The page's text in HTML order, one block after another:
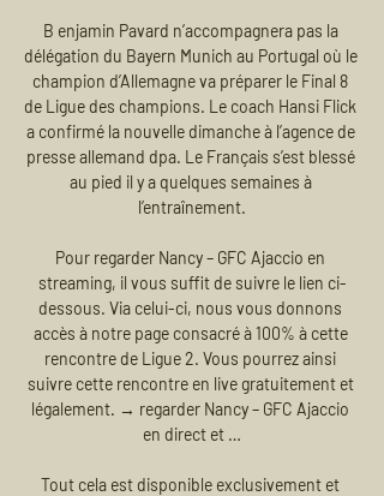
B enjamin Pavard n’accompagnera pas la
délégation du Bayern Munich au Portugal où le
champion d’Allemagne va préparer le Final 8
de Ligue des champions. Le coach Hansi Flick
a confirmé la nouvelle dimanche à l’agence de
presse allemand dpa. Le Français s’est blessé
au pied il y a quelques semaines à
l’entraînement.
Pour regarder Nancy – GFC Ajaccio en
streaming, il vous suffit de suivre le lien ci-
dessous. Via celui-ci, nous vous donnons
accès à notre page consacré à 100% à cette
rencontre de Ligue 2. Vous pourrez ainsi
suivre cette rencontre en live gratuitement et
légalement. → regarder Nancy – GFC Ajaccio
en direct et …
Tout cela est disponible exclusivement et